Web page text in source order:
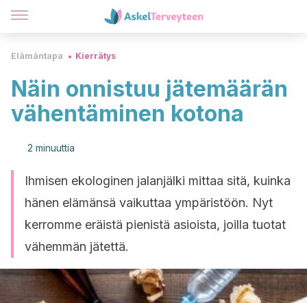
Elämäntapa Kierrätys
Näin onnistuu jätemäärän
vähentäminen kotona
2 minuuttia
Ihmisen ekologinen jalanjälki mittaa sitä, kuinka
hänen elämänsä vaikuttaa ympäristöön. Nyt
kerromme eräistä pienistä asioista, joilla tuotat
vähemmän jätettä.